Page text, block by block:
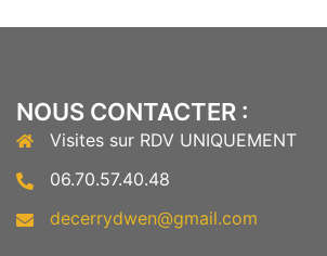
NOUS CONTACTER :
Visites sur RDV UNIQUEMENT
06.70.57.40.48
decerrydwen@gmail.com